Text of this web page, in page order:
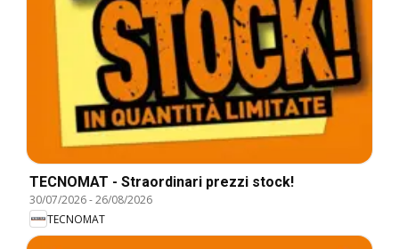
TECNOMAT - Straordinari prezzi stock!
30/07/2026-26/08/2026
TECNOMAT